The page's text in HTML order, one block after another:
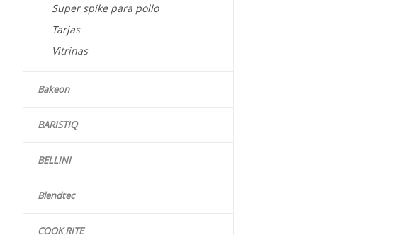
Super spike para pollo
Tarjas
Vitrinas
Bakeon
BARISTIQ
BELLINI
Blendtec
COOK RITE